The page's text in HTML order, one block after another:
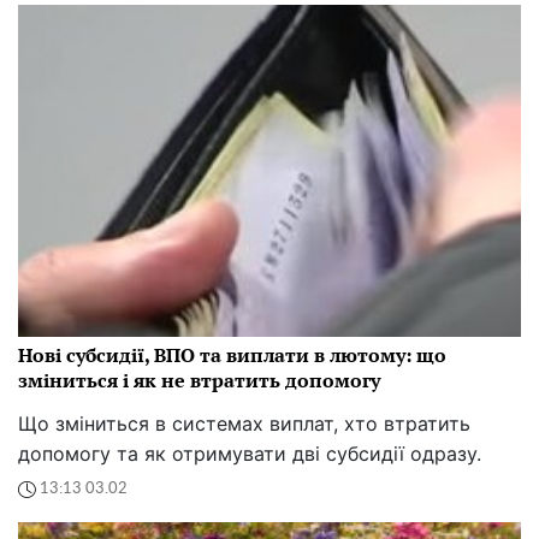
Нові субсидії, ВПО та виплати в лютому: що
зміниться і як не втратить допомогу
Що зміниться в системах виплат, хто втратить
допомогу та як отримувати дві субсидії одразу.
13:13 03.02